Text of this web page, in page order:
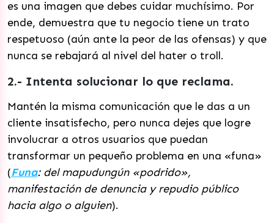
es una imagen que debes cuidar muchísimo. Por
ende, demuestra que tu negocio tiene un trato
respetuoso (aún ante la peor de las ofensas) y que
nunca se rebajará al nivel del hater o troll.
2.- Intenta solucionar lo que reclama.
Mantén la misma comunicación que le das a un
cliente insatisfecho, pero nunca dejes que logre
involucrar a otros usuarios que puedan
transformar un pequeño problema en una «funa»
(Funa: del mapudungún «podrido»,
manifestación de denuncia y repudio público
hacia algo o alguien).